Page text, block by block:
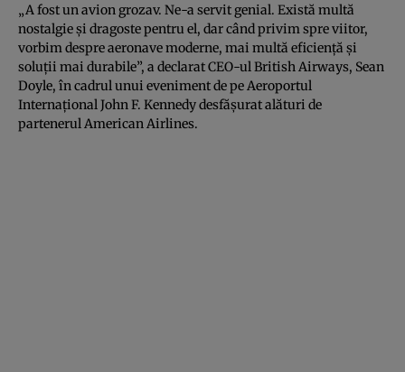
„A fost un avion grozav. Ne-a servit genial. Există multă
nostalgie și dragoste pentru el, dar când privim spre viitor,
vorbim despre aeronave moderne, mai multă eficiență și
soluții mai durabile”, a declarat CEO-ul British Airways, Sean
Doyle, în cadrul unui eveniment de pe Aeroportul
Internațional John F. Kennedy desfășurat alături de
partenerul American Airlines.